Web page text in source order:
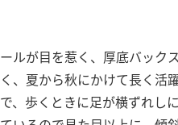
ルが目を惹く、厚底バック
、夏から秋にかけて長く活
、歩くときに足が横ずれし